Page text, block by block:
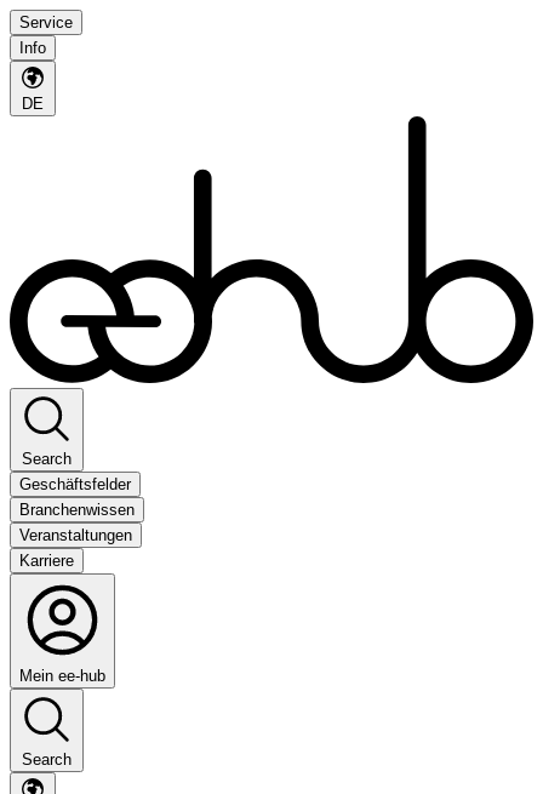
Service
Info
DE
Search
Geschäftsfelder
Branchenwissen
Veranstaltungen
Karriere
Mein ee-hub
Search